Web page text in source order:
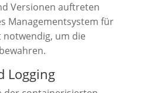
Versionen auftreten
Managementsystem für
notwendig, um die
Logging